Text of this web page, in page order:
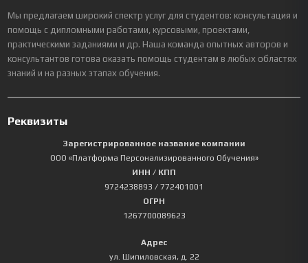
Мы предлагаем широкий спектр услуг для студентов: консультация и
помощь с дипломными работами, курсовыми, проектами,
практическими заданиями и др. Наша команда опытных авторов и
консультантов готова оказать помощь студентам в любых областях
знаний и на разных этапах обучения.
Реквизиты
Зарегистрированное название компании
ООО «Платформа Персонализированного Обучения»
ИНН / КПП
9724238893 / 772401001
ОГРН
1267700089623
Адрес
ул. Шипиловская, д. 22